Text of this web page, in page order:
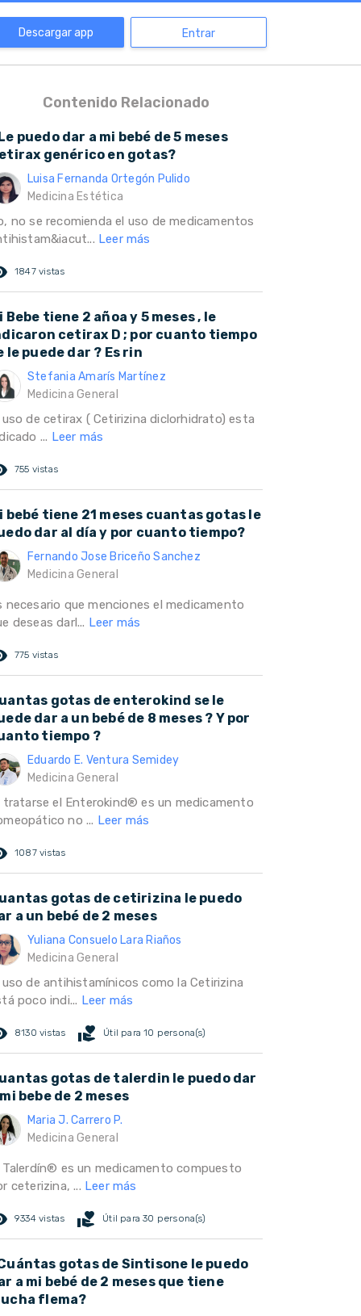
Descargar app Entrar
Contenido Relacionado
puedo dar a mi bebé de 5 meses
genérico en gotas?
Luisa Fernanda Ortegón Pulido
Medicina Estética
no se recomienda el uso de medicamentos
Leer más
1847 vistas
Bebe tiene 2 añoa y 5 meses , le
cetirax D ; por cuanto tiempo
le puede dar ? Es rin
Stefania Amarís Martínez
Medicina General
uso de cetirax ( Cetirizina diclorhidrato) esta
... Leer más
755 vistas
bebé tiene 21 meses cuantas gotas le
dar al día y por cuanto tiempo?
Fernando Jose Briceño Sanchez
Medicina General
necesario que menciones el medicamento
deseas darl... Leer más
775 vistas
gotas de enterokind se le
dar a un bebé de 8 meses ? Y por
tiempo ?
Eduardo E. Ventura Semidey
Medicina General
tratarse el Enterokind® es un medicamento
no ... Leer más
1087 vistas
gotas de cetirizina le puedo
a un bebé de 2 meses
Yuliana Consuelo Lara Riaños
Medicina General
uso de antihistamínicos como la Cetirizina
poco indi... Leer más
8130 vistas volunteer_activism Útil para 10 persona(s)
gotas de talerdin le puedo dar
bebe de 2 meses
Maria J. Carrero P.
Medicina General
Talerdín® es un medicamento compuesto
ceterizina, ... Leer más
9334 vistas volunteer_activism Útil para 30 persona(s)
gotas de Sintisone le puedo
a mi bebé de 2 meses que tiene
flema?